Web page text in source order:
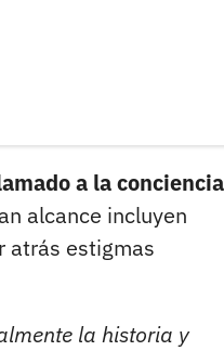
a la
alcance incluyen
atrás estigmas
la historia y